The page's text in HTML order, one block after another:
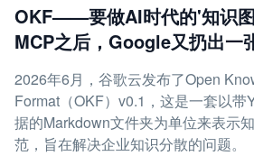
OKF——要做AI时代的'知识
MCP之后，Google又扔出一
2026年6月，谷歌云发布了Open
Format（OKF）v0.1，这是一套以带
据的Markdown文件夹为单位来表示
范，旨在解决企业知识分散的问题。